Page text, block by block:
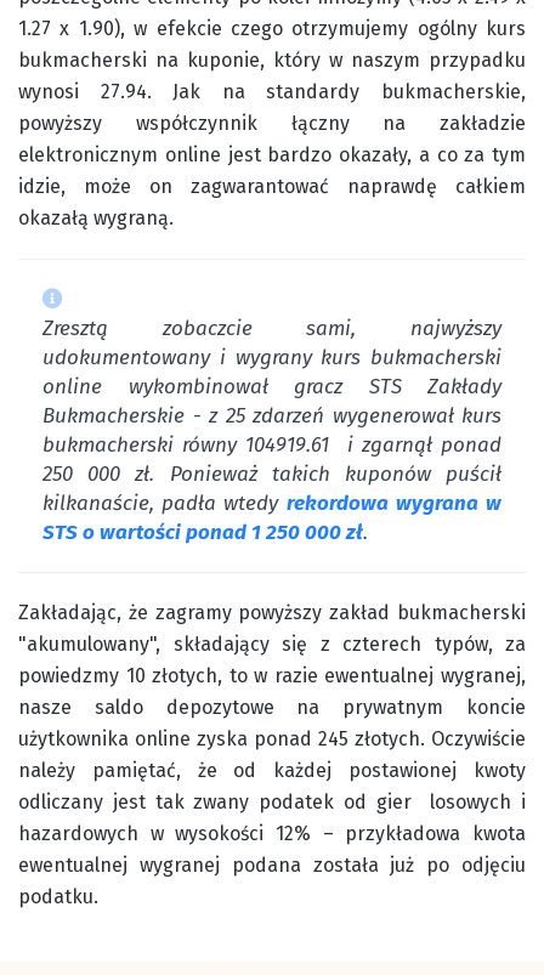
1.27 x 1.90), w efekcie czego otrzymujemy ogólny kurs
bukmacherski na kuponie, który w naszym przypadku
wynosi 27.94. Jak na standardy bukmacherskie,
powyższy współczynnik łączny na zakładzie
elektronicznym online jest bardzo okazały, a co za tym
idzie, może on zagwarantować naprawdę całkiem
okazałą wygraną.
Zresztą zobaczcie sami, najwyższy
udokumentowany i wygrany kurs bukmacherski
online wykombinował gracz STS Zakłady
Bukmacherskie - z 25 zdarzeń wygenerował kurs
bukmacherski równy 104919.61 i zgarnął ponad
250 000 zł. Ponieważ takich kuponów puścił
kilkanaście, padła wtedy rekordowa wygrana w
STS o wartości ponad 1 250 000 zł.
Zakładając, że zagramy powyższy zakład bukmacherski
"akumulowany", składający się z czterech typów, za
powiedzmy 10 złotych, to w razie ewentualnej wygranej,
nasze saldo depozytowe na prywatnym koncie
użytkownika online zyska ponad 245 złotych. Oczywiście
należy pamiętać, że od każdej postawionej kwoty
odliczany jest tak zwany podatek od gier losowych i
hazardowych w wysokości 12% – przykładowa kwota
ewentualnej wygranej podana została już po odjęciu
podatku.